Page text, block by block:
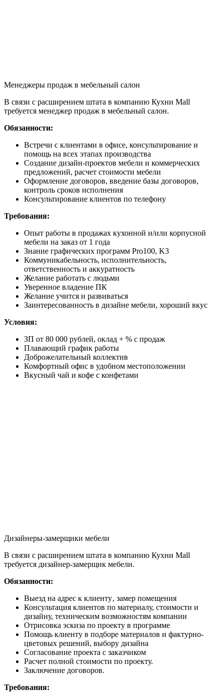
Менеджеры продаж в мебельный салон
В связи с расширением штата в компанию Кухни Mall
требуется менеджер продаж в мебельный салон.
Обязанности:
Встречи с клиентами в офисе, консультирование и
помощь на всех этапах производства
Создание дизайн-проектов мебели и коммерческих
предложений, расчет стоимости мебели
Оформление договоров, введение базы договоров,
контроль сроков исполнения
Консультирование клиентов по телефону
Требования:
Опыт работы в продажах кухонной и/или корпусной
мебели на заказ от 1 года
Знание графических программ Pro100, K3
Коммуникабельность, исполнительность,
ответственность и аккуратность
Желание работать с людьми
Уверенное владение ПК
Желание учится и развиваться
Заинтересованность в дизайне мебели, хороший вкус
Условия:
ЗП от 80 000 рублей, оклад + % с продаж
Плавающий график работы
Доброжелательный коллектив
Комфортный офис в удобном местоположении
Вкусный чай и кофе с конфетами
Дизайнеры-замерщики мебели
В связи с расширением штата в компанию Кухни Mall
требуется дизайнер-замерщик мебели.
Обязанности:
Выезд на адрес к клиенту‚ замер помещения
Консультация клиентов по материалу, стоимости и
дизайну, техническим возможностям компании
Отрисовка эскиза по проекту в программе
Помощь клиенту в подборе материалов и фактурно-
цветовых решений, выбору дизайна
Согласование проекта с заказчиком
Расчет полной стоимости по проекту.
Заключение договоров.
Требования: